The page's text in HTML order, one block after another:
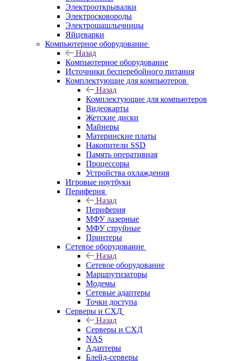
Электрооткрывалки
Электросковороды
Электрошашлычницы
Яйцеварки
Компьютерное оборудование
Назад
Компьютерное оборудование
Источники бесперебойного питания
Комплектующие для компьютеров
Назад
Комплектующие для компьютеров
Видеокарты
Жетские диски
Майнеры
Материнские платы
Накопители SSD
Память оперативная
Процессоры
Устройства охлаждения
Игровые ноутбуки
Периферия
Назад
Периферия
МФУ лазерные
МФУ струйные
Принтеры
Сетевое оборудование
Назад
Сетевое оборудование
Маршрутизаторы
Модемы
Сетевые адаптеры
Точки доступа
Серверы и СХД
Назад
Серверы и СХД
NAS
Адаптеры
Блейд-серверы